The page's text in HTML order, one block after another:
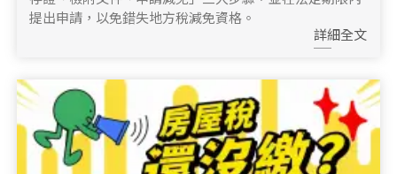
提出申請，以免錯失地方稅減免資格。
詳細全文